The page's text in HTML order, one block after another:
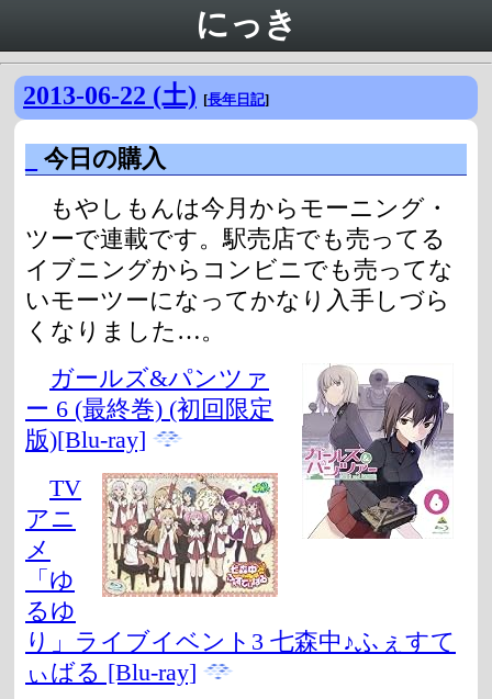
にっき
2013-06-22 (土) [長年日記]
今日の購入
もやしもんは今月からモーニング・
ツーで連載です。駅売店でも売ってる
イブニングからコンビニでも売ってな
いモーツーになってかなり入手しづら
くなりました…。
ガールズ&パンツァ
ー 6 (最終巻) (初回限定
版)[Blu-ray]
TV
アニ
メ
「ゆ
るゆ
り」ライブイベント3 七森中♪ふぇすて
ぃばる [Blu-ray]